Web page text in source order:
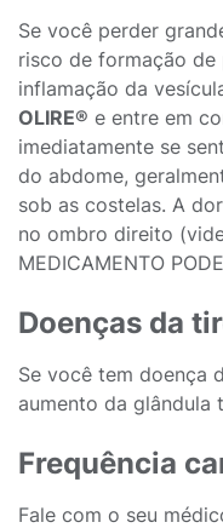
Se você perder
risco de formação de
inflamação da
OLIRE® e entre em
imediatamente se
do abdome,
sob as costelas. A
no ombro direito (vide
MEDICAMENTO
Doenças da
Se você tem doença
aumento da glândula
Frequência
Fale com o seu